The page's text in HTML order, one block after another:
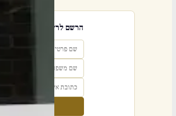
הרשם לרשימת אימייל שבועי
הרשם